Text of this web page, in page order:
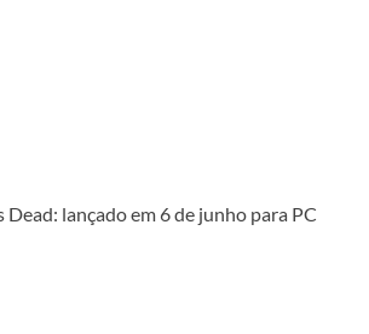
Dead: lançado em 6 de junho para PC